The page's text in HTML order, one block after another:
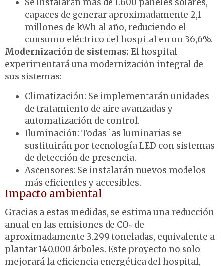
Se instalarán más de 1.600 paneles solares,
capaces de generar aproximadamente 2,1
millones de kWh al año, reduciendo el
consumo eléctrico del hospital en un 36,6%.
Modernización de sistemas: El hospital
experimentará una modernización integral de
sus sistemas:
Climatización: Se implementarán unidades
de tratamiento de aire avanzadas y
automatización de control.
Iluminación: Todas las luminarias se
sustituirán por tecnología LED con sistemas
de detección de presencia.
Ascensores: Se instalarán nuevos modelos
más eficientes y accesibles.
Impacto ambiental
Gracias a estas medidas, se estima una reducción
anual en las emisiones de CO₂ de
aproximadamente 3.299 toneladas, equivalente a
plantar 140.000 árboles. Este proyecto no solo
mejorará la eficiencia energética del hospital,